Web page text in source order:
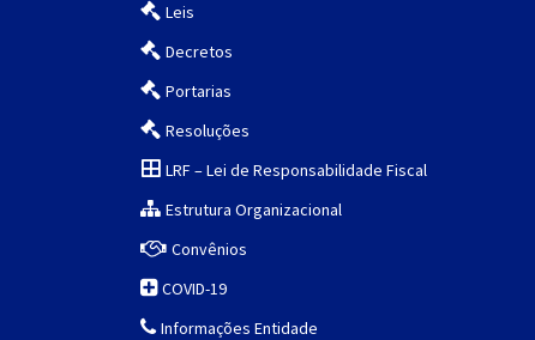
Leis
Decretos
Portarias
Resoluções
LRF – Lei de Responsabilidade Fiscal
Estrutura Organizacional
Convênios
COVID-19
Informações Entidade